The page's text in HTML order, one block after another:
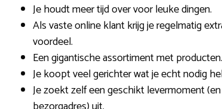
Je houdt meer tijd over voor leuke dingen.
Als vaste online klant krijg je regelmatig
voordeel.
Een gigantische assortiment met producten.
Je koopt veel gerichter wat je echt nodig
Je zoekt zelf een geschikt levermoment (en